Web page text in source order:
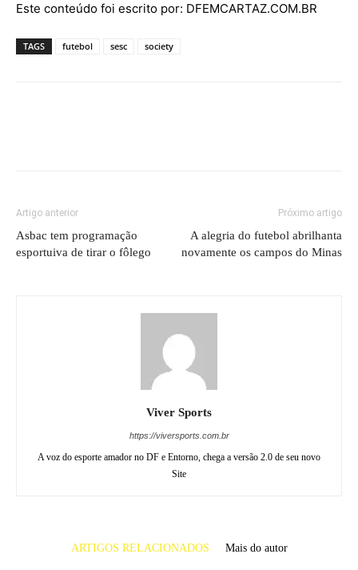
Este conteúdo foi escrito por: DFEMCARTAZ.COM.BR
TAGS futebol sesc society
Artigo anterior
Asbac tem programação
esportuiva de tirar o fôlego
Próximo artigo
A alegria do futebol abrilhanta
novamente os campos do Minas
Viver Sports
https://viversports.com.br
A voz do esporte amador no DF e Entorno, chega a versão 2.0 de seu novo
Site
ARTIGOS RELACIONADOS Mais do autor